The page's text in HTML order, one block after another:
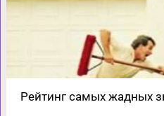
Рейтинг самых жадных